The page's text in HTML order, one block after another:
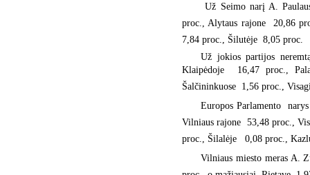
Už Seimo narį A.
proc., Alytaus rajone  20,86
7,84 proc., Šilutėje  8,05 proc.
Už jokios partijos
Klaipėdoje  16,47 proc.,
Šalčininkuose  1,56 proc.,
Europos Parlamento
Vilniaus rajone  53,48 proc.,
proc., Šilalėje  0,08 proc.,
Vilniaus miesto meras A.